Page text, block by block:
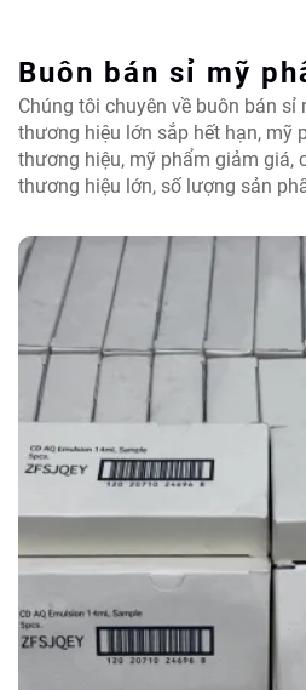
Buôn bán sỉ mỹ
Chúng tôi chuyên về buôn bán sỉ
thương hiệu lớn sắp hết hạn, mỹ
thương hiệu, mỹ phẩm giảm giá,
thương hiệu lớn, số lượng sản